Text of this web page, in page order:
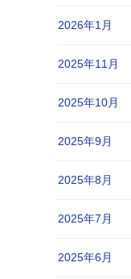
2026年1月
2025年11月
2025年10月
2025年9月
2025年8月
2025年7月
2025年6月